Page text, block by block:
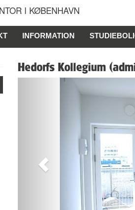
I KØBENHAVN
INFORMATION
Hedorfs Kollegium
Previous